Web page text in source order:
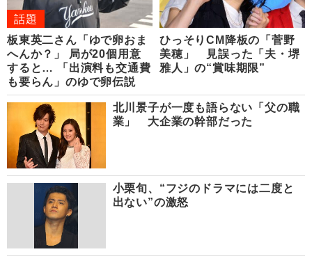
話題
板東英二さん「ゆで卵おま
へんか？」 局が20個用意
すると… 「出演料も交通費
も要らん」のゆで卵伝説
ひっそりCM降板の「菅野
美穂」 見誤った「夫・堺
雅人」の“賞味期限”
北川景子が一度も語らない「父の職
業」 大企業の幹部だった
小栗旬、“フジのドラマには二度と
出ない”の激怒